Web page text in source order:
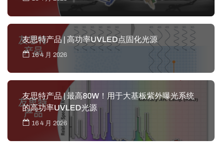
友思特产品 | 高功率UVLED点固化光源
16 4 月 2026
友思特产品 | 最高80W！用于大基板紫外曝光系统
的高功率UVLED光源
16 4 月 2026